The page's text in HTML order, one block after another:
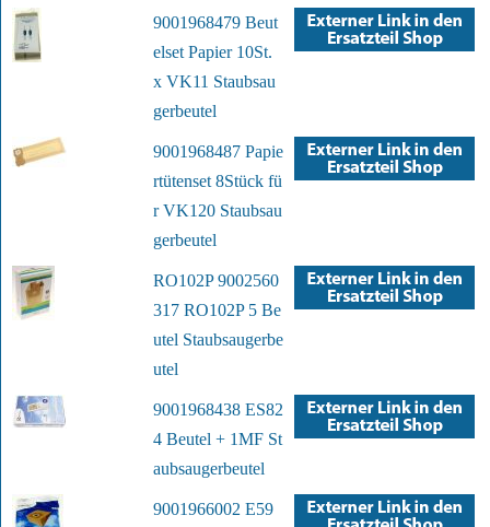
9001968479 Beut
elset Papier 10St.
x VK11 Staubsau
gerbeutel
9001968487 Papie
rtütenset 8Stück fü
r VK120 Staubsau
gerbeutel
RO102P 9002560
317 RO102P 5 Be
utel Staubsaugerbe
utel
9001968438 ES82
4 Beutel + 1MF St
aubsaugerbeutel
9001966002 E59